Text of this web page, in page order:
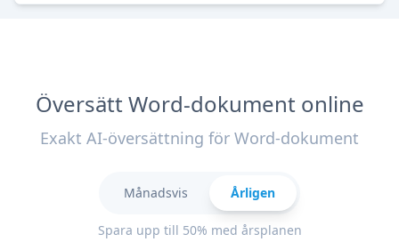
Översätt Word-dokument online
Exakt AI-översättning för Word-dokument
Månadsvis Årligen
Spara upp till 50% med årsplanen